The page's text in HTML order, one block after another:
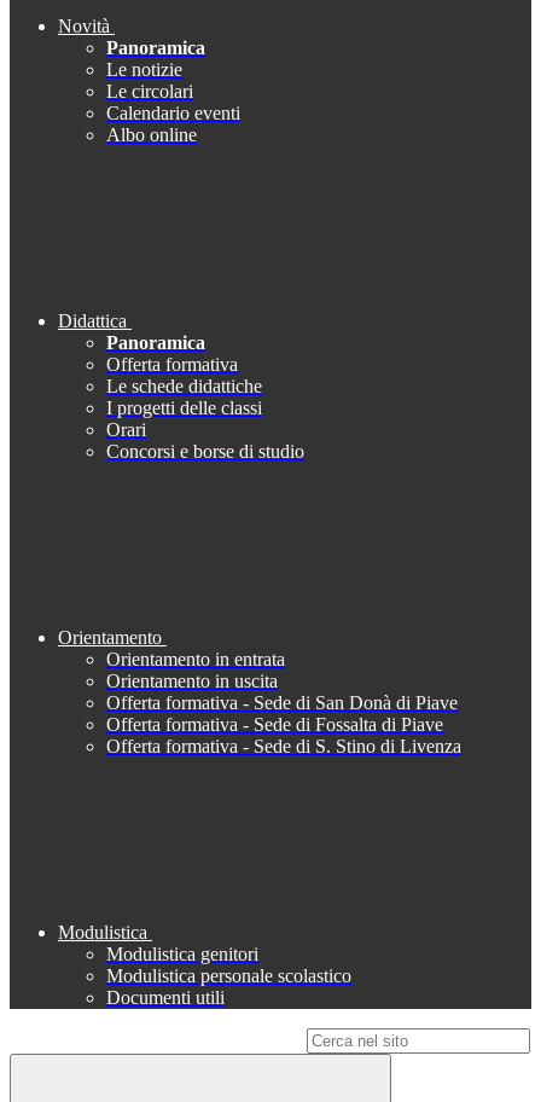
Novità
Panoramica
Le notizie
Le circolari
Calendario eventi
Albo online
Didattica
Panoramica
Offerta formativa
Le schede didattiche
I progetti delle classi
Orari
Concorsi e borse di studio
Orientamento
Orientamento in entrata
Orientamento in uscita
Offerta formativa - Sede di San Donà di Piave
Offerta formativa - Sede di Fossalta di Piave
Offerta formativa - Sede di S. Stino di Livenza
Modulistica
Modulistica genitori
Modulistica personale scolastico
Documenti utili